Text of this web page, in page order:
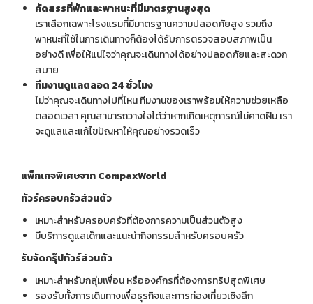
คัดสรรที่พักและพาหนะที่มีมาตรฐานสูงสุด
เราเลือกเฉพาะโรงแรมที่มีมาตรฐานความปลอดภัยสูง รวมถึง
พาหนะที่ใช้ในการเดินทางก็ต้องได้รับการตรวจสอบสภาพเป็น
อย่างดี เพื่อให้แน่ใจว่าคุณจะเดินทางได้อย่างปลอดภัยและสะดวก
สบาย
ทีมงานดูแลตลอด 24ชั่วโมง
ไม่ว่าคุณจะเดินทางไปที่ไหน ทีมงานของเราพร้อมให้ความช่วยเหลือ
ตลอดเวลา คุณสามารถวางใจได้ว่าหากเกิดเหตุการณ์ไม่คาดฝัน เรา
จะดูแลและแก้ไขปัญหาให้คุณอย่างรวดเร็ว
แพ็กเกจพิเศษจาก CompaxWorld
ทัวร์ครอบครัวส่วนตัว
เหมาะสำหรับครอบครัวที่ต้องการความเป็นส่วนตัวสูง
มีบริการดูแลเด็กและแนะนำกิจกรรมสำหรับครอบครัว
รับจัดกรุ๊ปทัวร์ส่วนตัว
เหมาะสำหรับกลุ่มเพื่อน หรือองค์กรที่ต้องการทริปสุดพิเศษ
รองรับทั้งการเดินทางเพื่อธุรกิจและการท่องเที่ยวเชิงลึก